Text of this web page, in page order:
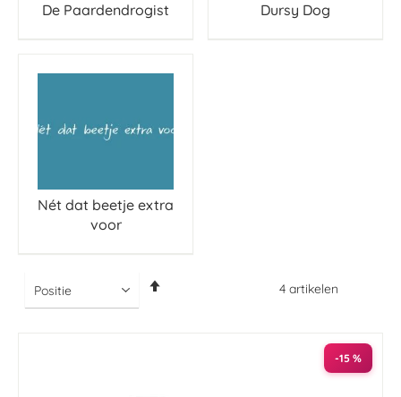
De Paardendrogist Dursy Dog
Nét dat beetje extra
voor
4 artikelen
-15 %